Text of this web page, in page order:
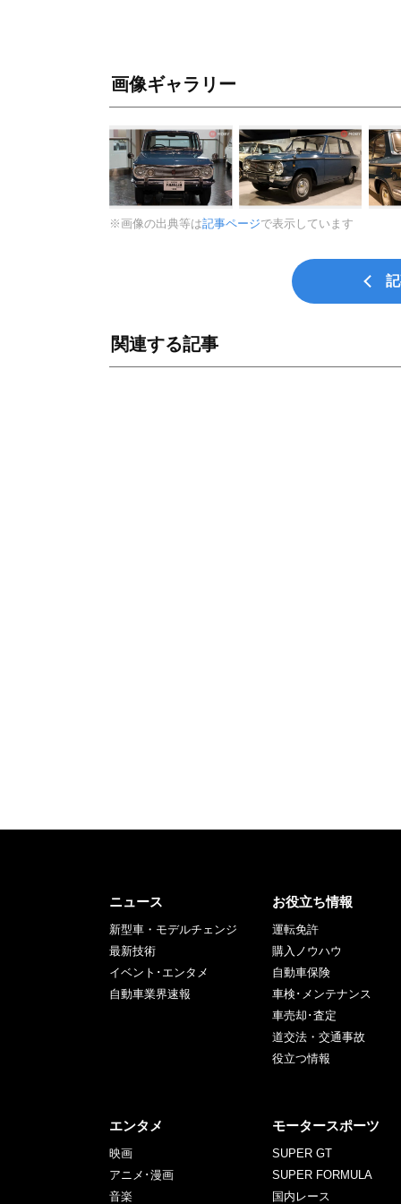
画像ギャラリー
※画像の出典等は記事ページで表示しています
関連する記事
ニュース
新型車・モデルチェンジ
最新技術
イベント･エンタメ
自動車業界速報
お役立ち情報
運転免許
購入ノウハウ
自動車保険
車検･メンテナンス
車売却･査定
道交法・交通事故
役立つ情報
エンタメ
映画
アニメ･漫画
音楽
モータースポーツ
SUPER GT
SUPER FORMULA
国内レース